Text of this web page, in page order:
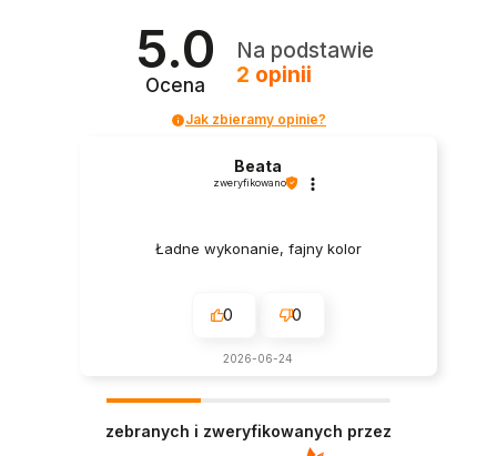
5.0
Ocena
Na podstawie
2 opinii
Jak zbieramy opinie?
Beata
zweryfikowano
Ładne wykonanie, fajny kolor
0 0
2026-06-24
zebranych i zweryfikowanych przez